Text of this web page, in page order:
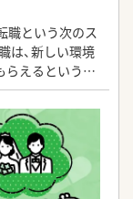
職という次のス
は、新しい環境
らえるという強
おくべき注意点
自データや事例
後悔しないた